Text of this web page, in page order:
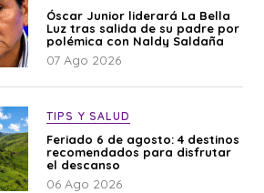
Óscar Junior liderará La Bella
Luz tras salida de su padre por
polémica con Naldy Saldaña
07 Ago 2026
TIPS Y SALUD
Feriado 6 de agosto: 4 destinos
recomendados para disfrutar
el descanso
06 Ago 2026